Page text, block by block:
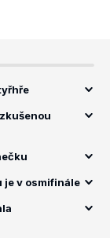
je v osmifinále